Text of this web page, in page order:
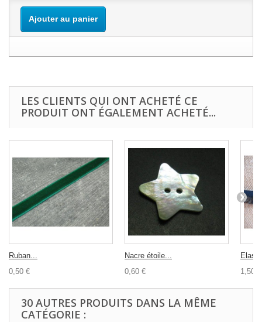
Ajouter au panier
LES CLIENTS QUI ONT ACHETÉ CE
PRODUIT ONT ÉGALEMENT ACHETÉ...
Ruban...
0,50 €
Nacre étoile...
0,60 €
1,50 €
30 AUTRES PRODUITS DANS LA MÊME
CATÉGORIE :